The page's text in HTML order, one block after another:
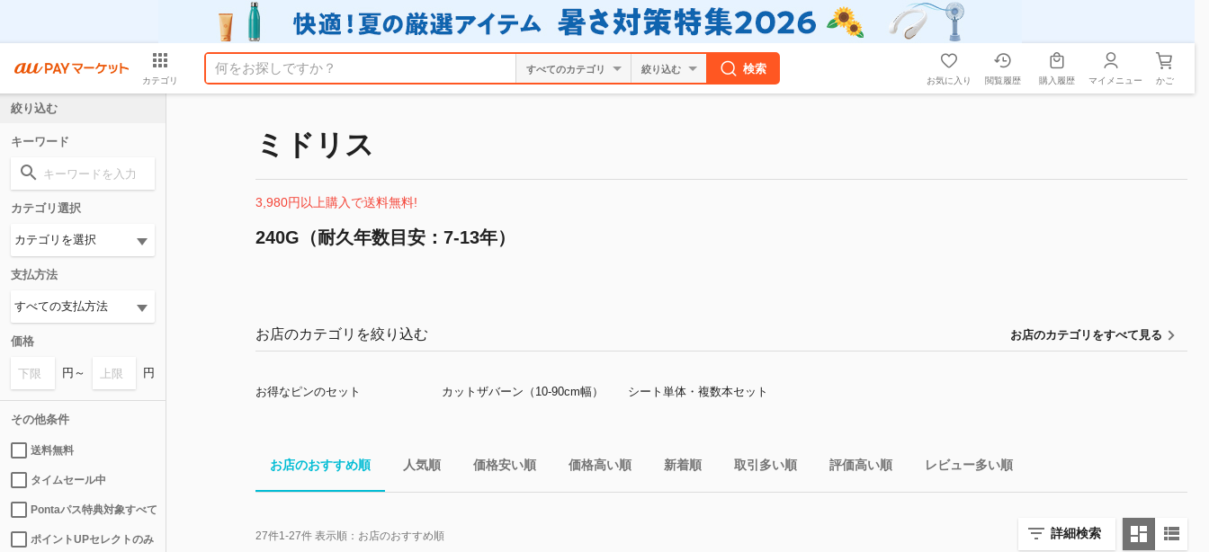
カテゴリ
絞り込む 検索
お気に入り 閲覧履歴 購入履歴 マイメニュー かご
ミドリス
3,980円以上購入で送料無料!
240G（耐久年数目安：7-13年）
お店のカテゴリを絞り込む お店のカテゴリをすべて見る
お得なピンのセット カットザバーン（10-90cm幅） シート単体・複数本セット
お店のおすすめ順 人気順 価格安い順 価格高い順 新着順 取引多い順 評価高い順 レビュー多い順
詳細検索
27件1-27件 表示順： お店のおすすめ順
絞り込む
キーワード
カテゴリ選択
支払方法
価格
円～ 円
その他条件
送料無料
タイムセール中
Pontaパス特典対象すべて
ポイントUPセレクトのみ